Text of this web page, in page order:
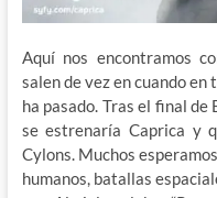
Aquí nos encontramos
salen de vez en cuando
ha pasado. Tras el final
se estrenaría Caprica y
Cylons. Muchos
humanos, batallas